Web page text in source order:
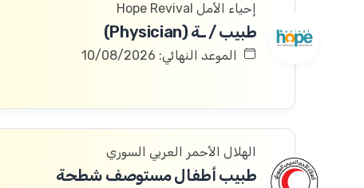
إحياء الأمل Hope Revival
طبيب / ـة (Physician)
الموعد النهائي: 10/08/2026
الهلال الأحمر العربي السوري
طبيب أطفال مستوصف شطحة